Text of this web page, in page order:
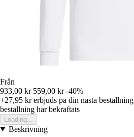
Från
933,00 kr 559,00 kr -40%
+27,95 krerbjuds pa din nasta bestallning
bestallning har bekraftats
Loading...
Beskrivning